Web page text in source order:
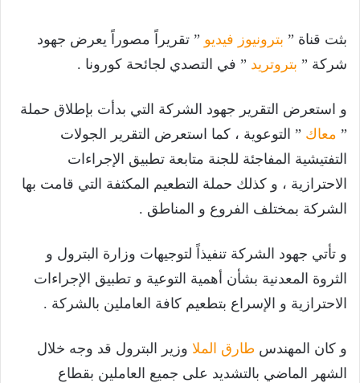
بثت قناة ” بترونيوز فيديو ” تقريراً مصوراً يعرض جهود
شركة ” بتروتريد ” في التصدي لجائحة كورونا .
و استعرض التقرير جهود الشركة التي بدأت بإطلاق حملة
” معاك ” التوعوية ، كما استعرض التقرير الجولات
التفتيشية المفاجئة للجنة متابعة تطبيق الإجراءات
الاحترازية ، و كذلك حملة التطعيم المكثفة التي قامت بها
الشركة بمختلف الفروع و المناطق .
و تأتي جهود الشركة تنفيذاً لتوجيهات وزارة البترول و
الثروة المعدنية بشأن أهمية التوعية و تطبيق الإجراءات
الاحترازية و الإسراع بتطعيم كافة العاملين بالشركة .
و كان المهندس طارق الملا وزير البترول قد وجه خلال
الشهر الماضي بالتشديد على جميع العاملين بقطاع